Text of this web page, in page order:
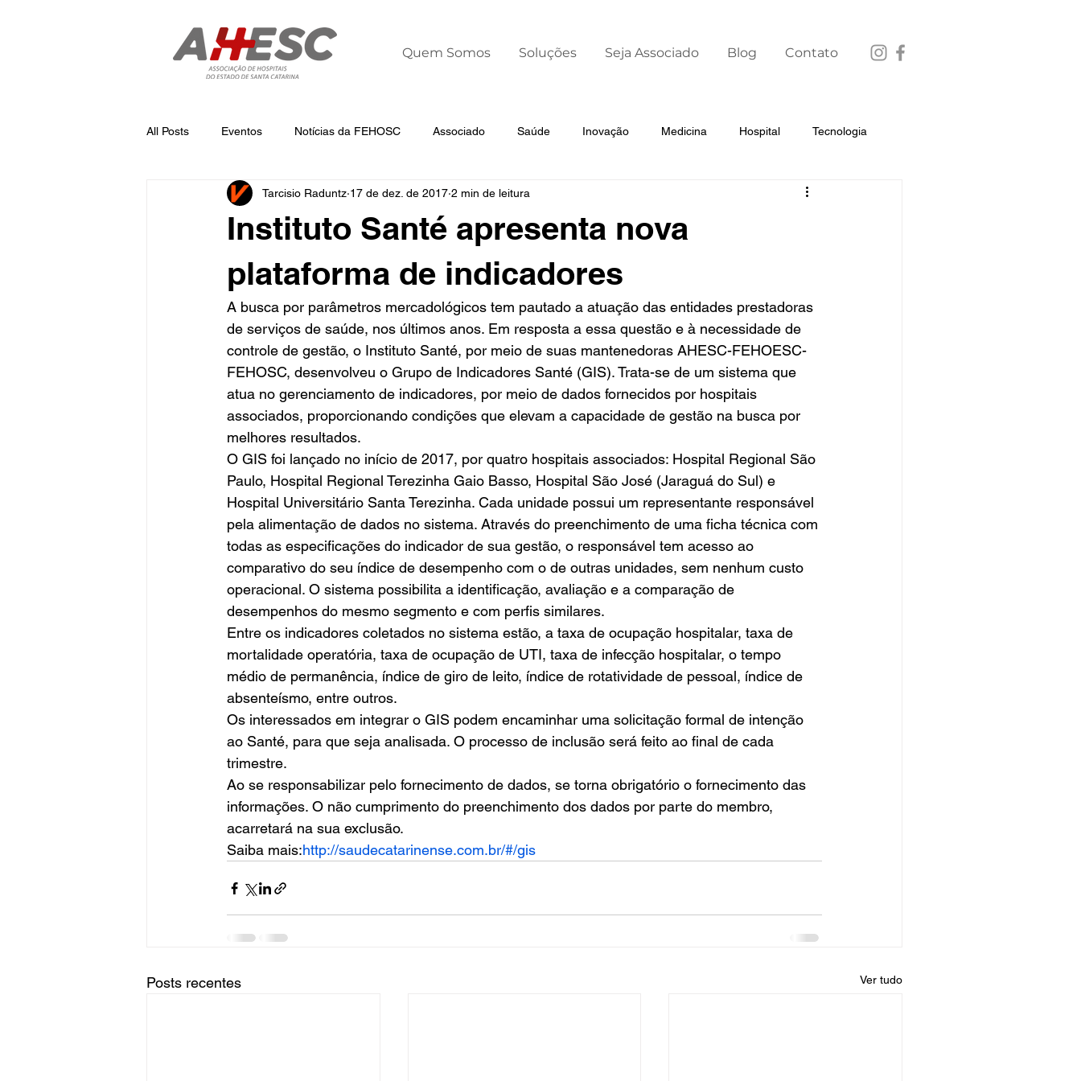
Quem Somos Soluções Seja Associado Blog Contato
All Posts Eventos Notícias da FEHOSC Associado Saúde Inovação Medicina Hospital Tecnologia
Notícias da AHESC Liderança Dia Mundial da Prematuridade
Instituto Santé apresenta nova
plataforma de indicadores
Tarcisio Raduntz 17 de dez. de 2017 2 min de leitura
A busca por parâmetros mercadológicos tem pautado a atuação das entidades prestadoras
de serviços de saúde, nos últimos anos. Em resposta a essa questão e à necessidade de
controle de gestão, o Instituto Santé, por meio de suas mantenedoras AHESC-FEHOESC-
FEHOSC, desenvolveu o Grupo de Indicadores Santé (GIS). Trata-se de um sistema que
atua no gerenciamento de indicadores, por meio de dados fornecidos por hospitais
associados, proporcionando condições que elevam a capacidade de gestão na busca por
melhores resultados.
O GIS foi lançado no início de 2017, por quatro hospitais associados: Hospital Regional São
Paulo, Hospital Regional Terezinha Gaio Basso, Hospital São José (Jaraguá do Sul) e
Hospital Universitário Santa Terezinha. Cada unidade possui um representante responsável
pela alimentação de dados no sistema. Através do preenchimento de uma ficha técnica com
todas as especificações do indicador de sua gestão, o responsável tem acesso ao
comparativo do seu índice de desempenho com o de outras unidades, sem nenhum custo
operacional. O sistema possibilita a identificação, avaliação e a comparação de
desempenhos do mesmo segmento e com perfis similares.
Entre os indicadores coletados no sistema estão, a taxa de ocupação hospitalar, taxa de
mortalidade operatória, taxa de ocupação de UTI, taxa de infecção hospitalar, o tempo
médio de permanência, índice de giro de leito, índice de rotatividade de pessoal, índice de
absenteísmo, entre outros.
Os interessados em integrar o GIS podem encaminhar uma solicitação formal de intenção
ao Santé, para que seja analisada. O processo de inclusão será feito ao final de cada
trimestre.
Ao se responsabilizar pelo fornecimento de dados, se torna obrigatório o fornecimento das
informações. O não cumprimento do preenchimento dos dados por parte do membro,
acarretará na sua exclusão.
Saiba mais:http://saudecatarinense.com.br/#/gis
Posts recentes Ver tudo